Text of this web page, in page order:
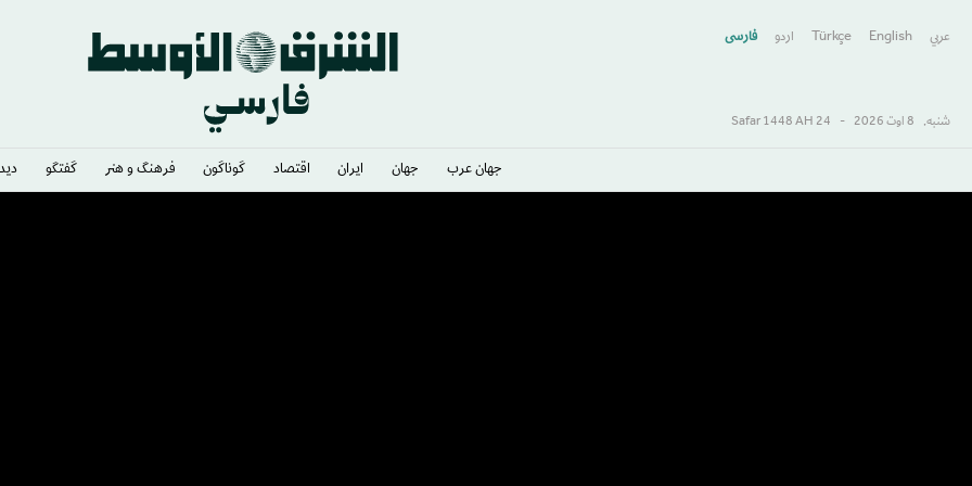
عربي English
Türkçe اردو فارسى
شنبه, 8 اوت 2026 -
24 Safar 1448 AH
جهان عرب جهان ایران اقتصاد گوناگون فرهنگ و هنر گفتگو